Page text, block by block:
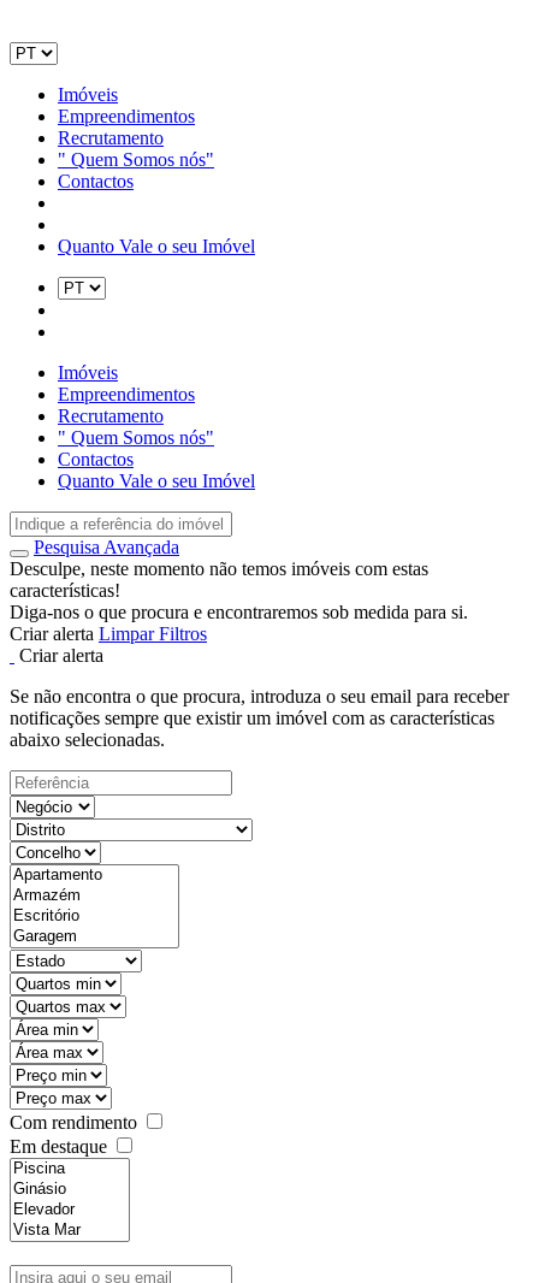
Imóveis
Empreendimentos
Recrutamento
" Quem Somos nós"
Contactos
Quanto Vale o seu Imóvel
Imóveis
Empreendimentos
Recrutamento
" Quem Somos nós"
Contactos
Quanto Vale o seu Imóvel
Pesquisa Avançada
Desculpe, neste momento não temos imóveis com estas
características!
Diga-nos o que procura e encontraremos sob medida para si.
Criar alerta Limpar Filtros
Criar alerta
Se não encontra o que procura, introduza o seu email para receber
notificações sempre que existir um imóvel com as características
abaixo selecionadas.
Com rendimento
Em destaque